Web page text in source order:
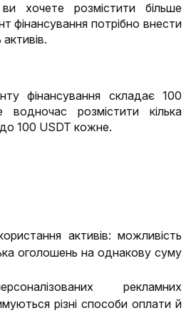
хочете розмістити більше
фінансування потрібно внести
фінансування складає 100
розмістити кілька
100 USDT кожне.
активів: можливість
оголошень на однакову суму
рекламних
різні способи оплати й